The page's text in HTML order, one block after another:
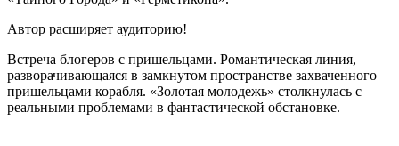
Автор расширяет аудиторию!
Встреча блогеров с пришельцами. Романтическая линия,
разворачивающаяся в замкнутом пространстве захваченного
пришельцами корабля. «Золотая молодежь» столкнулась с
реальными проблемами в фантастической обстановке.